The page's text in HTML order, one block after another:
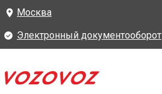
Москва
Электронный документооборот